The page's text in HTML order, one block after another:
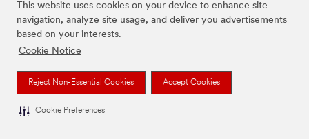
This website uses cookies on your device to enhance site
navigation, analyze site usage, and deliver you advertisements
based on your interests.
Cookie Notice
Reject Non-Essential Cookies Accept Cookies
Cookie Preferences